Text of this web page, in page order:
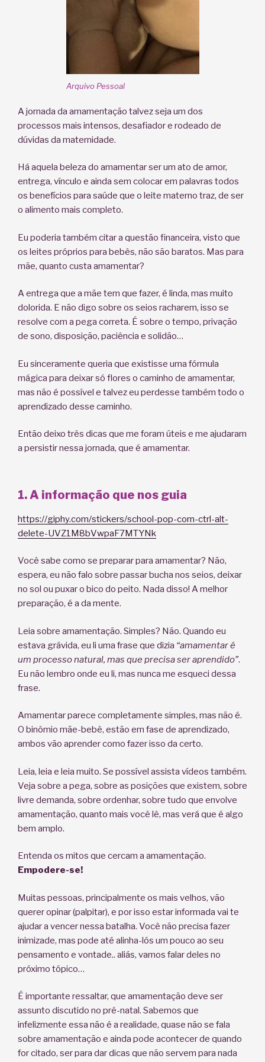
Arquivo Pessoal
A jornada da amamentação talvez seja um dos
processos mais intensos, desafiador e rodeado de
dúvidas da maternidade.
Há aquela beleza do amamentar ser um ato de amor,
entrega, vínculo e ainda sem colocar em palavras todos
os benefícios para saúde que o leite materno traz, de ser
o alimento mais completo.
Eu poderia também citar a questão financeira, visto que
os leites próprios para bebês, não são baratos. Mas para
mãe, quanto custa amamentar?
A entrega que a mãe tem que fazer, é linda, mas muito
dolorida. E não digo sobre os seios racharem, isso se
resolve com a pega correta. É sobre o tempo, privação
de sono, disposição, paciência e solidão…
Eu sinceramente queria que existisse uma fórmula
mágica para deixar só flores o caminho de amamentar,
mas não é possível e talvez eu perdesse também todo o
aprendizado desse caminho.
Então deixo três dicas que me foram úteis e me ajudaram
a persistir nessa jornada, que é amamentar.
1. A informação que nos guia
https://giphy.com/stickers/school-pop-corn-ctrl-alt-
delete-UVZ1M8bVwpaF7MTYNk
Você sabe como se preparar para amamentar? Não,
espera, eu não falo sobre passar bucha nos seios, deixar
no sol ou puxar o bico do peito. Nada disso! A melhor
preparação, é a da mente.
Leia sobre amamentação. Simples? Não. Quando eu
estava grávida, eu li uma frase que dizia “amamentar é
um processo natural, mas que precisa ser aprendido”.
Eu não lembro onde eu li, mas nunca me esqueci dessa
frase.
Amamentar parece completamente simples, mas não é.
O binômio mãe-bebê, estão em fase de aprendizado,
ambos vão aprender como fazer isso da certo.
Leia, leia e leia muito. Se possível assista vídeos também.
Veja sobre a pega, sobre as posições que existem, sobre
livre demanda, sobre ordenhar, sobre tudo que envolve
amamentação, quanto mais você lê, mas verá que é algo
bem amplo.
Entenda os mitos que cercam a amamentação.
Empodere-se!
Muitas pessoas, principalmente os mais velhos, vão
querer opinar (palpitar), e por isso estar informada vai te
ajudar a vencer nessa batalha. Você não precisa fazer
inimizade, mas pode até alinha-lós um pouco ao seu
pensamento e vontade.. aliás, vamos falar deles no
próximo tópico…
É importante ressaltar, que amamentação deve ser
assunto discutido no pré-natal. Sabemos que
infelizmente essa não é a realidade, quase não se fala
sobre amamentação e ainda pode acontecer de quando
for citado, ser para dar dicas que não servem para nada